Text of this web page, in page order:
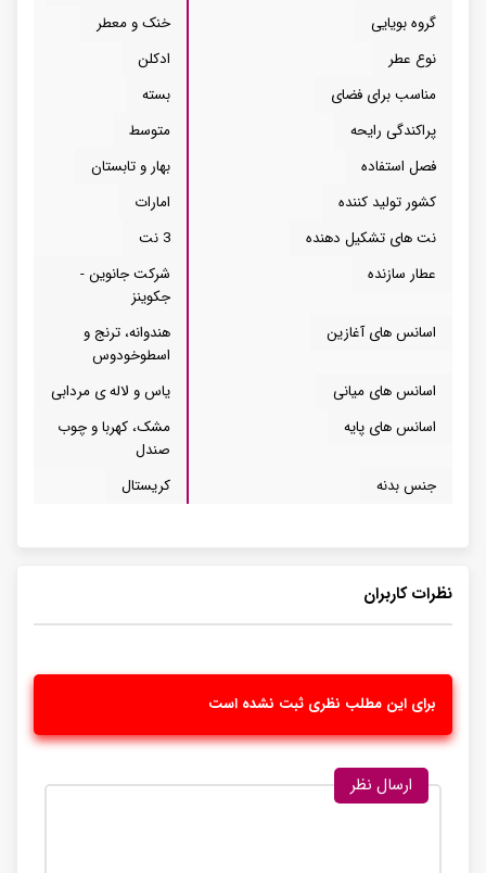
گروه بویایی
خنک و معطر
نوع عطر
ادکلن
مناسب برای فضای
بسته
پراکندگی رایحه
متوسط
فصل استفاده
بهار و تابستان
کشور تولید کننده
امارات
نت های تشکیل دهنده
3 نت
عطار سازنده
شرکت جانوین -
جکوینز
اسانس های آغازین
هندوانه، ترنج و
اسطوخودوس
اسانس های میانی
یاس و لاله ی مردابی
اسانس های پایه
مشک، کهربا و چوب
صندل
جنس بدنه
کریستال
نظرات کاربران
برای این مطلب نظری ثبت نشده است
ارسال نظر